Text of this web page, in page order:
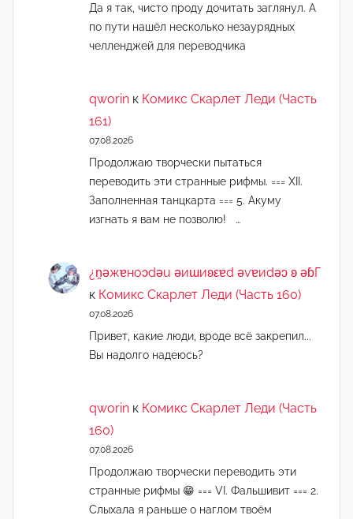
Да я так, чисто проду дочитать заглянул. А
по пути нашёл несколько незаурядных
челленджей для переводчика
qworin к Комикс Скарлет Леди (Часть
161)
07.08.2026
Продолжаю творчески пытаться
переводить эти странные рифмы. === XII.
Заполненная танцкарта === 5. Акуму
изгнать я вам не позволю! …
¿n̯ǝжɐноɔdǝu ǝиɯиʚεɐd ǝvɐиdǝɔ ʚ ǝɓГ
к Комикс Скарлет Леди (Часть 160)
07.08.2026
Привет, какие люди, вроде всё закрепил...
Вы надолго надеюсь?
qworin к Комикс Скарлет Леди (Часть
160)
07.08.2026
Продолжаю творчески переводить эти
странные рифмы 😁 === VI. Фальшивит === 2.
Слыхала я раньше о наглом твоём